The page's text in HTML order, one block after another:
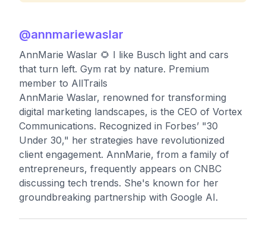
@annmariewaslar
AnnMarie Waslar 🌻 I like Busch light and cars
that turn left. Gym rat by nature. Premium
member to AllTrails
AnnMarie Waslar, renowned for transforming
digital marketing landscapes, is the CEO of Vortex
Communications. Recognized in Forbes’ "30
Under 30," her strategies have revolutionized
client engagement. AnnMarie, from a family of
entrepreneurs, frequently appears on CNBC
discussing tech trends. She's known for her
groundbreaking partnership with Google AI.